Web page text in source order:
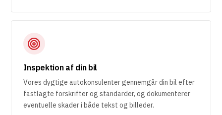
Inspektion af din bil
Vores dygtige autokonsulenter gennemgår din bil efter
fastlagte forskrifter og standarder, og dokumenterer
eventuelle skader i både tekst og billeder.